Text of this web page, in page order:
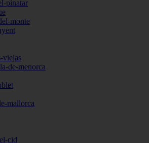
pinatar
monte
viejas
de-menorca
mallorca
cid